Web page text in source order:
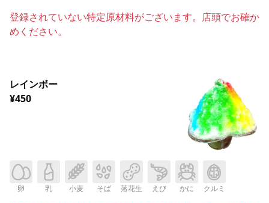
登録されていない特定原材料がございます。店頭でお確か
めください。
レインボー
¥450
卵 乳 小麦 そば 落花生 えび かに クルミ